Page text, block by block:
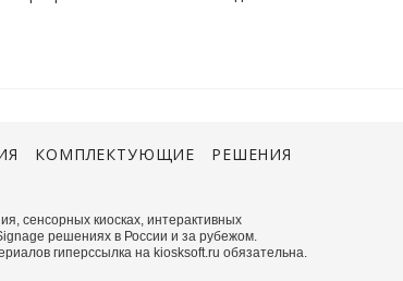
КОМПЛЕКТУЮЩИЕ РЕШЕНИЯ
сенсорных киосках, интерактивных
решениях в России и за рубежом.
гиперссылка на kiosksoft.ru обязательна.